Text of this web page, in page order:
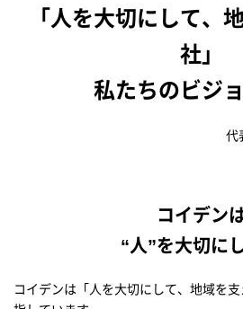
「人を大切にして、
社」
私たちのビジ
コイデン
“人”を大切に
コイデンは「人を大切にして、地域を